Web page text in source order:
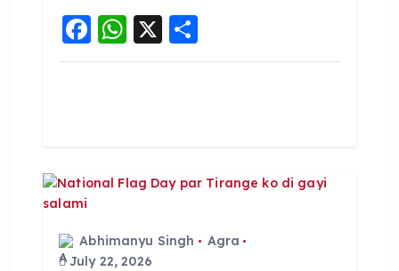
F
a
o
k
W
h
p
p
X S
h
Abhimanyu Singh
Agra
July 22, 2026